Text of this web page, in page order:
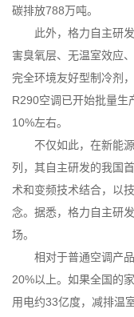
碳排放788万吨。
此外，格力自主研发
害臭氧层、无温室效应
完全环境友好型制冷剂
R290空调已开始批量生
10%左右。
不仅如此，在新能源
列，其自主研发的我国
术和变频技术结合，以
念。据悉，格力自主研
场。
相对于普通空调产品
20%以上。如果全国的
用电约33亿度，减排温